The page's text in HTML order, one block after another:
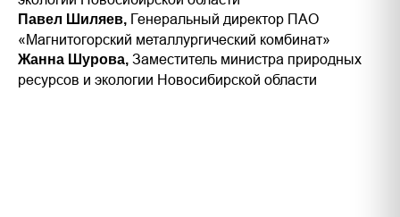
Павел Шиляев, Генеральный директор ПАО
«Магнитогорский металлургический комбинат»
Жанна Шурова, Заместитель министра природных
ресурсов и экологии Новосибирской области